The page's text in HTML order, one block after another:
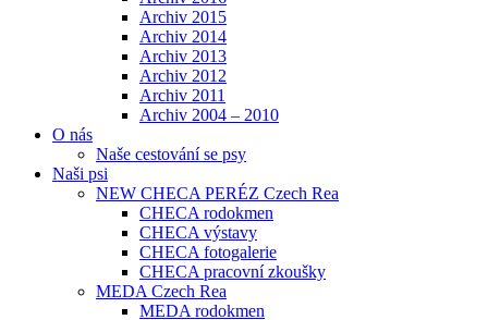
Archiv 2015
Archiv 2014
Archiv 2013
Archiv 2012
Archiv 2011
Archiv 2004 – 2010
O nás
Naše cestování se psy
Naši psi
NEW CHECA PERÉZ Czech Rea
CHECA rodokmen
CHECA výstavy
CHECA fotogalerie
CHECA pracovní zkoušky
MEDA Czech Rea
MEDA rodokmen